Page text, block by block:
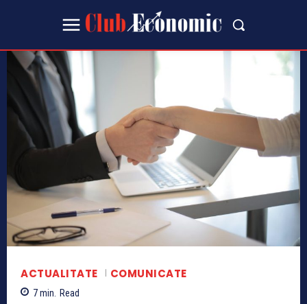
ACTUALITATE COMUNICATE
7min. Read